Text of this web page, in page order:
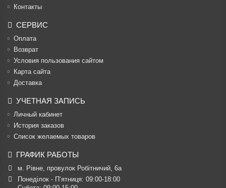
Контакты
СЕРВИС
Оплата
Возврат
Условия пользования сайтом
Карта сайта
Доставка
УЧЕТНАЯ ЗАПИСЬ
Личный кабинет
История заказов
Список желаемых товаров
ГРАФИК РАБОТЫ
м. Рівне, провулок Робітничий, 6а
Понеділок - П’ятниця: 09:00-18:00